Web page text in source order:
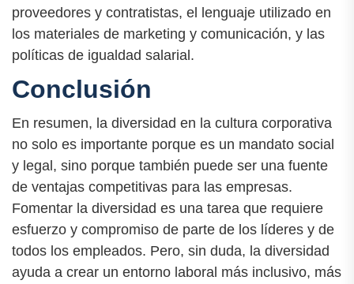
proveedores y contratistas, el lenguaje utilizado en
los materiales de marketing y comunicación, y las
políticas de igualdad salarial.
Conclusión
En resumen, la diversidad en la cultura corporativa
no solo es importante porque es un mandato social
y legal, sino porque también puede ser una fuente
de ventajas competitivas para las empresas.
Fomentar la diversidad es una tarea que requiere
esfuerzo y compromiso de parte de los líderes y de
todos los empleados. Pero, sin duda, la diversidad
ayuda a crear un entorno laboral más inclusivo, más